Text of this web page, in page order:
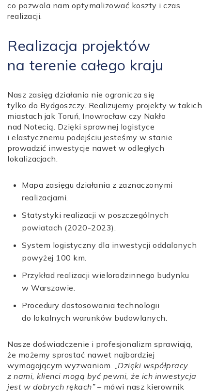
co pozwala nam optymalizować koszty i czas
realizacji.
Realizacja projektów
na terenie całego kraju
Nasz zasięg działania nie ogranicza się
tylko do Bydgoszczy. Realizujemy projekty w takich
miastach jak Toruń, Inowrocław czy Nakło
nad Notecią. Dzięki sprawnej logistyce
i elastycznemu podejściu jesteśmy w stanie
prowadzić inwestycje nawet w odległych
lokalizacjach.
Mapa zasięgu działania z zaznaczonymi
realizacjami.
Statystyki realizacji w poszczególnych
powiatach (2020-2023).
System logistyczny dla inwestycji oddalonych
powyżej 100 km.
Przykład realizacji wielorodzinnego budynku
w Warszawie.
Procedury dostosowania technologii
do lokalnych warunków budowlanych.
Nasze doświadczenie i profesjonalizm sprawiają,
że możemy sprostać nawet najbardziej
wymagającym wyzwaniom. „Dzięki współpracy
z nami, klienci mogą być pewni, że ich inwestycja
jest w dobrych rękach”– mówi nasz kierownik